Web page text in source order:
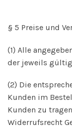
§ 5 Preise und
(1) Alle
der jeweils
(2) Die
Kunden im
Kunden zu
Widerrufsrecht